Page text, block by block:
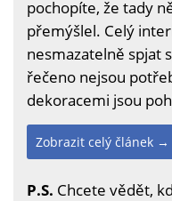
pochopíte, že tady
přemýšlel. Celý
nesmazatelně spjat
řečeno nejsou
dekoracemi jsou
Zobrazit celý článek →
P.S. Chcete vědět,